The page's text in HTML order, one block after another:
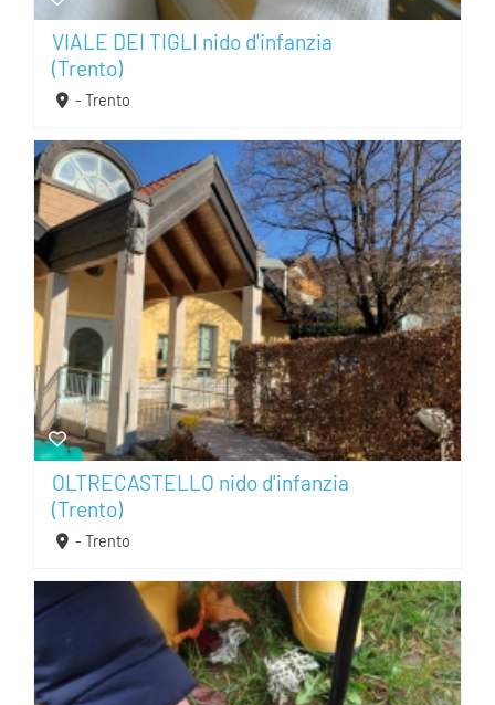
VIALE DEI TIGLI nido d'infanzia
(Trento)
- Trento
OLTRECASTELLO nido d'infanzia
(Trento)
- Trento